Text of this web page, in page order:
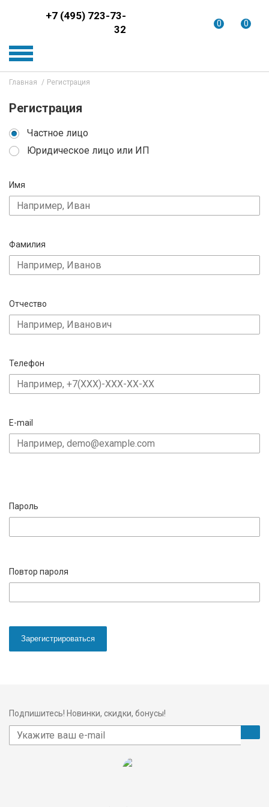
+7 (495) 723-73-
32
0 0
Главная Регистрация
Регистрация
Частное лицо
Юридическое лицо или ИП
Имя
Фамилия
Отчество
Телефон
E-mail
Пароль
Повтор пароля
Зарегистрироваться
Подпишитесь! Новинки, скидки, бонусы!